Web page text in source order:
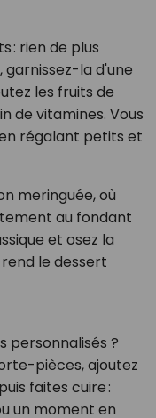
: rien de plus
la d'une
les fruits de
de vitamines. Vous
régalant petits et
meringuée, où
au fondant
et osez la
le dessert
personnalisés ?
pièces, ajoutez
faites cuire :
un moment en